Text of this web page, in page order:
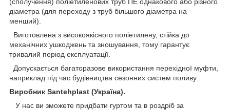
діаметра (для переходу з труб більшого діаметра на
менший).
Виготовлена з високоякісного поліетилену, стійка до
механічних ушкоджень та зношування, тому гарантує
тривалий період експлуатації.
Допускається багаторазове використання перехідної муфти,
наприклад під час будівництва сезонних систем поливу.
Виробник Santehplast (Україна).
У нас ви зможете придбати гуртом та в роздріб за